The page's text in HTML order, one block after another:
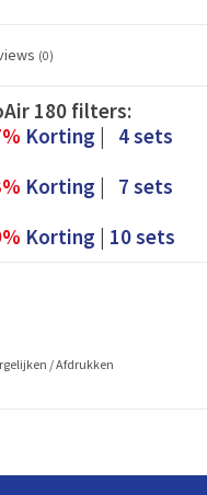
(0)
180 filters:
Korting | 4 sets
Korting | 7 sets
Korting | 10 sets
/Afdrukken